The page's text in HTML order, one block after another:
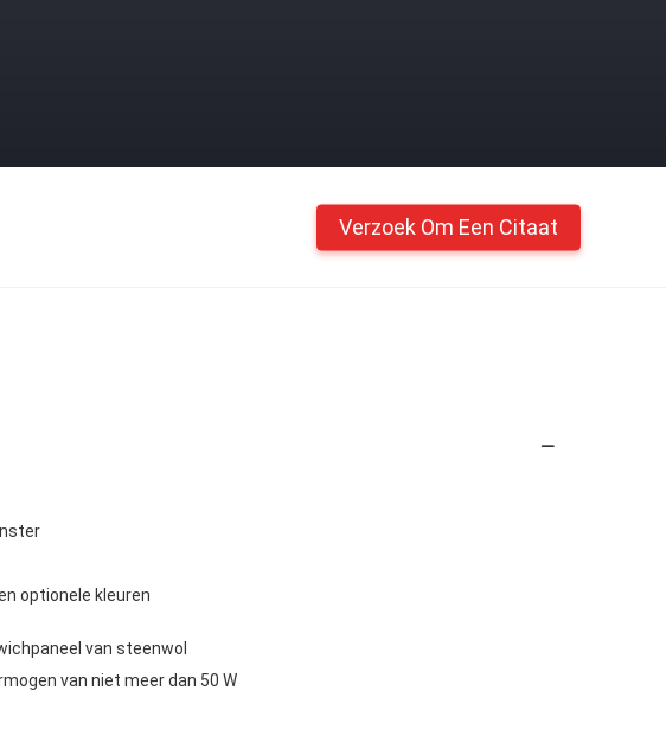
Verzoek Om Een Citaat
optionele kleuren
van steenwol
van niet meer dan 50 W